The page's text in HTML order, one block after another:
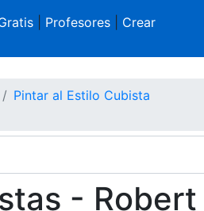
| Profesores| Crear
Pintar al Estilo Cubista
- Robert